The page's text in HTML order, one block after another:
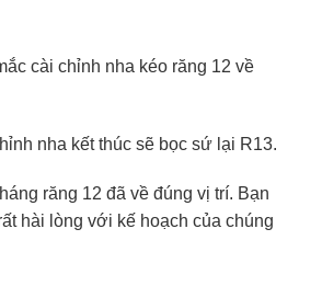
cài chỉnh nha kéo răng 12 về
nha kết thúc sẽ bọc sứ lại R13.
răng 12 đã về đúng vị trí. Bạn
hài lòng với kế hoạch của chúng